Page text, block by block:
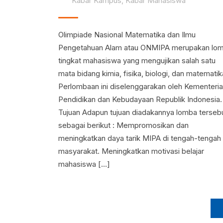
Olimpiade Nasional Matematika dan Ilmu
Pengetahuan Alam atau ONMIPA merupakan
tingkat mahasiswa yang mengujikan salah satu
mata bidang kimia, fisika, biologi, dan
Perlombaan ini diselenggarakan oleh
Pendidikan dan Kebudayaan Republik Indonesia.
Tujuan Adapun tujuan diadakannya lomba
sebagai berikut : Mempromosikan dan
meningkatkan daya tarik MIPA di tengah-tengah
masyarakat. Meningkatkan motivasi belajar
mahasiswa […]